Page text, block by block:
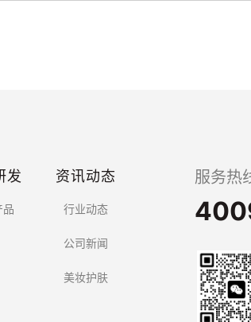
发
品
资讯动态
行业动态
公司新闻
美妆护肤
服务热